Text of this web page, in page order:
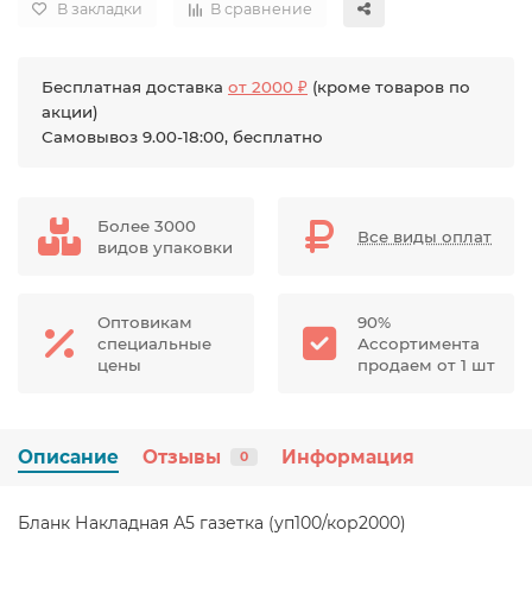
В закладки В сравнение
Бесплатная доставка от 2000 ₽ (кроме товаров по
акции)
Самовывоз 9.00-18:00, бесплатно
Более 3000
видов упаковки
Все виды оплат
Оптовикам
специальные
цены
90%
Ассортимента
продаем от 1 шт
Описание Отзывы 0 Информация
Бланк Накладная А5 газетка (уп100/кор2000)